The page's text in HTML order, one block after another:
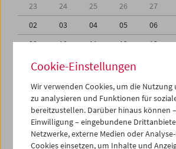
23 24 25 26 27
02
03 04 05 06
09
10 11 12 13
16
17 18 19
23
25 27
30
31 01 02 03
iCalender
Programmheft-PDF
Cookie-Einstellungen
Wir verwenden Cookies, um die Nutzung
zu analysieren und Funktionen für
bereitzustellen. Darüber hinaus können
Einwilligung – eingebundene
Netzwerke, externe Medien oder
Cookies einsetzen, um Inhalte und